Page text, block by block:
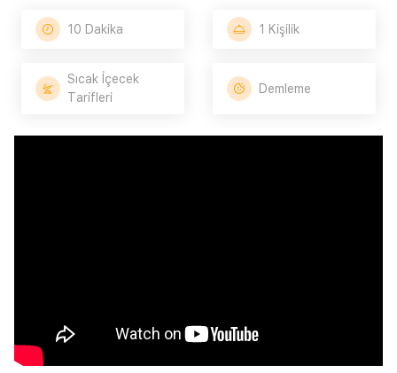
10 Dakika 1 Kişilik
Sıcak İçecek
Tarifleri
Demleme